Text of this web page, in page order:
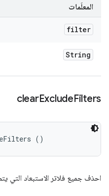
المعلَمات
filter
String
clearExcludeFilters
()
احذف جميع فلاتر الاستبعاد التي